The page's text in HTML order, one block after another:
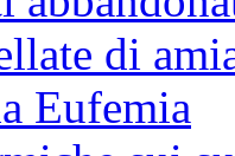
di
Eufemia